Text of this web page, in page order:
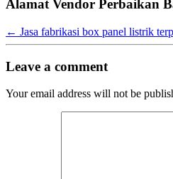
Alamat Vendor Perbaikan
← Jasa fabrikasi box panel listrik
Leave a comment
Your email address will not be